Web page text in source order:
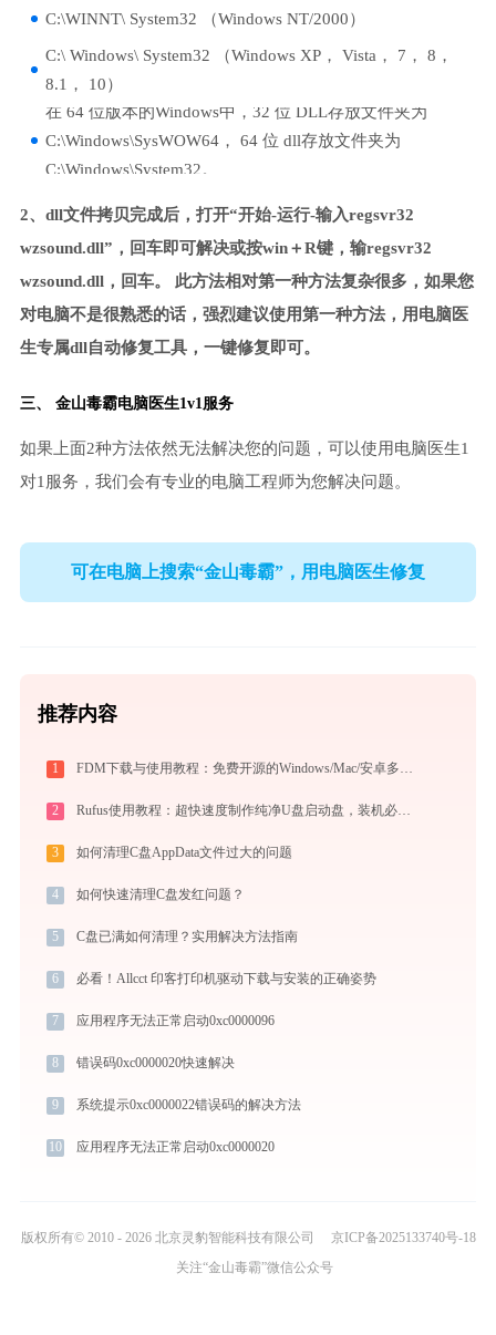
C:\WINNT\ System32 （Windows NT/2000）
C:\ Windows\ System32 （Windows XP， Vista， 7， 8，
8.1， 10）
在 64 位版本的Windows中，32 位 DLL存放文件夹为
C:\Windows\SysWOW64， 64 位 dll存放文件夹为
C:\Windows\System32。
2、dll文件拷贝完成后，打开“开始-运行-输入regsvr32
wzsound.dll”，回车即可解决或按win＋R键，输regsvr32
wzsound.dll，回车。 此方法相对第一种方法复杂很多，如果您
对电脑不是很熟悉的话，强烈建议使用第一种方法，用电脑医
生专属dll自动修复工具，一键修复即可。
三、 金山毒霸电脑医生1v1服务
如果上面2种方法依然无法解决您的问题，可以使用电脑医生1
对1服务，我们会有专业的电脑工程师为您解决问题。
可在电脑上搜索“金山毒霸”，用电脑医生修复
推荐内容
1 FDM下载与使用教程：免费开源的Windows/Mac/安卓多线程下载管理器
2 Rufus使用教程：超快速度制作纯净U盘启动盘，装机必备免费工具
3 如何清理C盘AppData文件过大的问题
4 如何快速清理C盘发红问题？
5 C盘已满如何清理？实用解决方法指南
6 必看！Allcct 印客打印机驱动下载与安装的正确姿势
7 应用程序无法正常启动0xc0000096
8 错误码0xc0000020快速解决
9 系统提示0xc0000022错误码的解决方法
10 应用程序无法正常启动0xc0000020
版权所有© 2010 - 2026 北京灵豹智能科技有限公司
京ICP备2025133740号-18
关注“金山毒霸”微信公众号